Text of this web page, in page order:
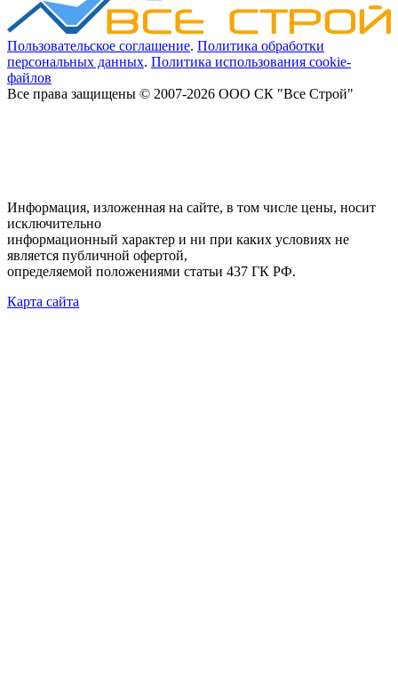
Пользовательское соглашение. Политика обработки
персональных данных. Политика использования cookie-
файлов
Все права защищены © 2007-2026 ООО СК "Все Строй"
Информация, изложенная на сайте, в том числе цены, носит
исключительно
информационный характер и ни при каких условиях не
является публичной офертой,
определяемой положениями статьи 437 ГК РФ.
Карта сайта